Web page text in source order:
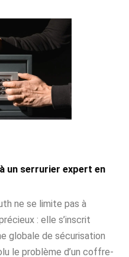
un serrurier expert en
ne se limite pas à
: elle s’inscrit
globale de sécurisation
le problème d’un coffre-